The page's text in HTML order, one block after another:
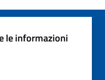
le informazioni